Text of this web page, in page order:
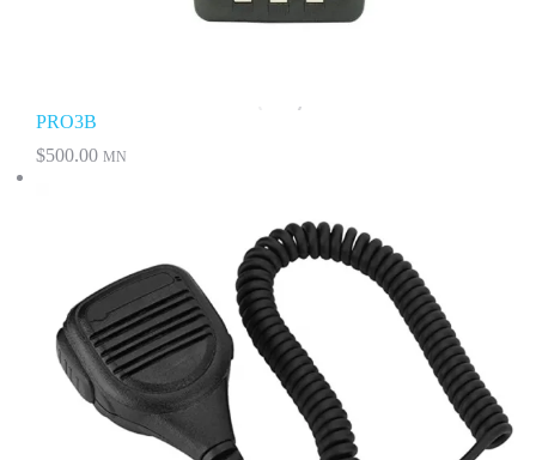
PRO3B
$500.00 MN